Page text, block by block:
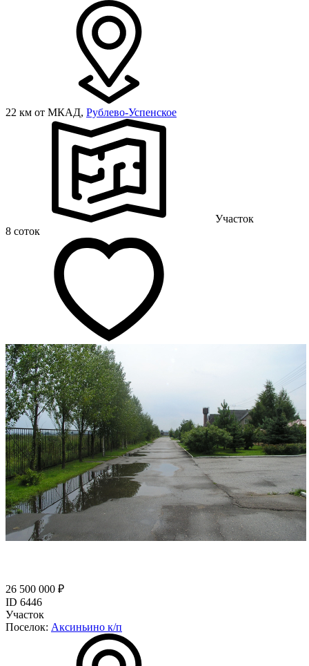
22 км от МКАД, Рублево-Успенское
Участок
8 соток
26 500 000 ₽
ID 6446
Участок
Поселок: Аксиньино к/п